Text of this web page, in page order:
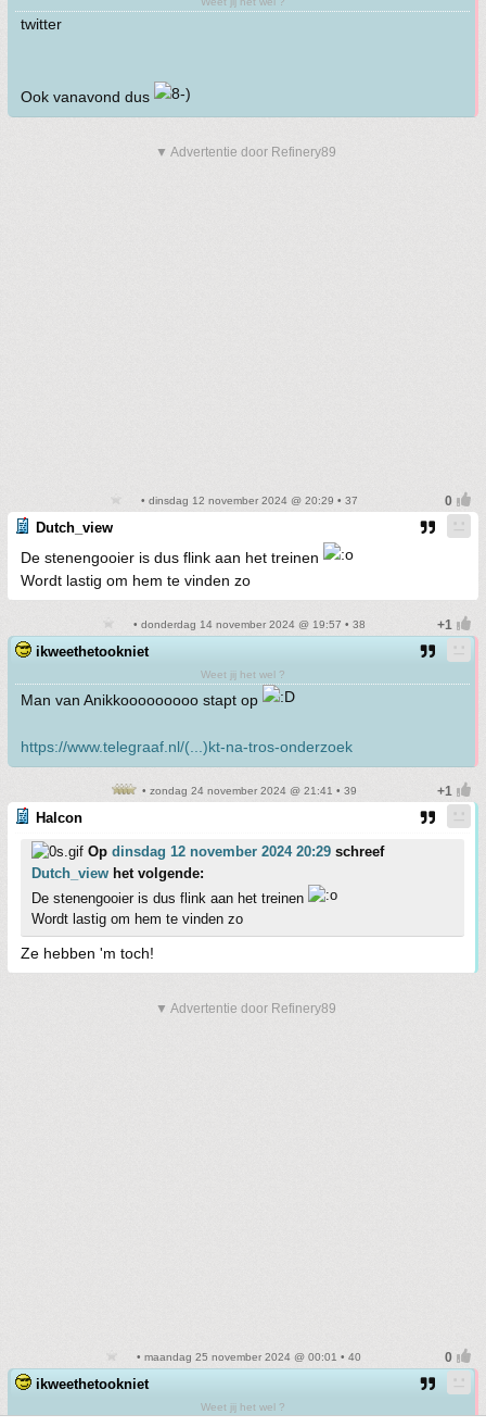
twitter
Ook vanavond dus
▼ Advertentie door Refinery89
• dinsdag 12 november 2024 @ 20:29 • 37
Dutch_view
De stenengooier is dus flink aan het treinen
Wordt lastig om hem te vinden zo
• donderdag 14 november 2024 @ 19:57 • 38
ikweethetookniet
Weet jij het wel ?
Man van Anikkooooooooo stapt op
https://www.telegraaf.nl/(...)kt-na-tros-onderzoek
• zondag 24 november 2024 @ 21:41 • 39
Halcon
Op dinsdag 12 november 2024 20:29 schreef
Dutch_view het volgende:
De stenengooier is dus flink aan het treinen
Wordt lastig om hem te vinden zo
Ze hebben 'm toch!
▼ Advertentie door Refinery89
• maandag 25 november 2024 @ 00:01 • 40
ikweethetookniet
Weet jij het wel ?